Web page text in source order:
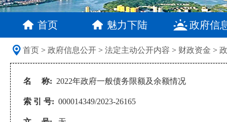
首页 魅力下陆 政府信
首页 > 政府信息公开 > 法定主动公开内容 > 财政资金 >
名 称: 2022年政府一般债务限额及余额情况
索 引 号: 000014349/2023-26165